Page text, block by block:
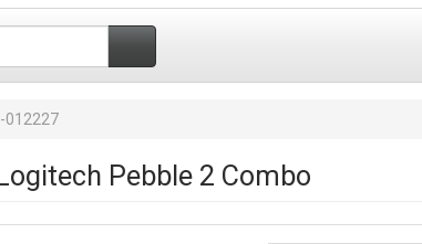
012227
Pebble 2 Combo